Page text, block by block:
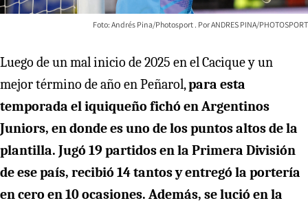
Foto: Andrés Pina/Photosport ANDRES PINA/PHOTOSPORT
Luego de un mal inicio de 2025 en el Cacique y un
mejor término de año en Peñarol,para esta
temporada el iquiqueño fichó en Argentinos
Juniors, en donde es uno de los puntos altos de la
plantilla. Jugó 19 partidos en la Primera División
de ese país, recibió 14 tantos y entregó la portería
en cero en 10 ocasiones. Además, se lució en la